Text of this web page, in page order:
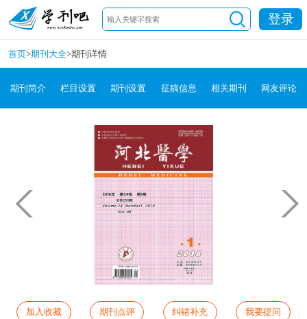
登录
首页>期刊大全>期刊详情
期刊简介 栏目设置 期刊设置 征稿信息 相关期刊 网友评论
加入收藏 期刊点评 纠错补充 我要提问